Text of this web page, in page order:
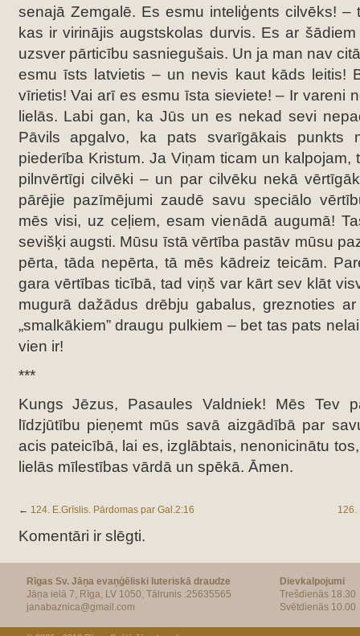
senajā Zemgalē. Es esmu inteliģents cilvēks! –
kas ir virinājis augstskolas durvis. Es ar
uzsver pārticību sasniegušais. Un ja man nav
esmu īsts latvietis – un nevis kaut kāds leitis!
vīrietis! Vai arī es esmu īsta sieviete! – Ir vareni
lielās. Labi gan, ka Jūs un es nekad sevi
Pāvils apgalvo, ka pats svarīgākais punkts
piederība Kristum. Ja Viņam ticam un kalpojam,
pilnvērtīgi cilvēki – un par cilvēku nekā
pārējie pazīmējumi zaudē savu speciālo
mēs visi, uz ceļiem, esam vienādā augumā!
sevišķi augsti. Mūsu īstā vērtība pastāv mūsu
pērta, tāda nepērta, tā mēs kādreiz teicām.
gara vērtības ticībā, tad viņš var kārt sev klāt
mugurā dažādus drēbju gabalus, greznoties
„smalkākiem” draugu pulkiem – bet tas pats
vien ir!
***
Kungs Jēzus, Pasaules Valdniek! Mēs Tev
līdzjūtību pieņemt mūs savā aizgādībā par
acis pateicībā, lai es, izglābtais, nenonicinātu
lielās mīlestības vārdā un spēkā. Āmen.
← 124. E.Grīslis. Pārdomas par Gal.2:16 126.
Komentāri ir slēgti.
Rīgas Sv. Jāņa evaņģēliski luteriskā draudze
Jāņa ielā 7, Rīga, LV 1050, Tālrunis :25635565
janabaznica@gmail.com
Dievkalpojumi
Trešdienās 18.30
Svētdienās 10.00